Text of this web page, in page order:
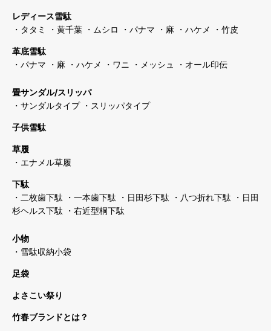
レディース雪駄
・タタミ
・黄千葉 ・ムシロ ・パナマ ・麻 ・ハケメ ・竹皮
革底雪駄
・パナマ
・麻 ・ハケメ ・ワニ ・メッシュ ・オール印伝
畳サンダル/スリッパ
・サンダルタイプ ・スリッパタイプ
子供雪駄
草履
・エナメル草履
下駄
・二枚歯下駄
・一本歯下駄 ・日田杉下駄 ・八つ折れ下駄
・日田
杉ヘルス下駄
・右近型桐下駄
小物
・雪駄収納小袋
足袋
よさこい祭り
竹春ブランドとは？